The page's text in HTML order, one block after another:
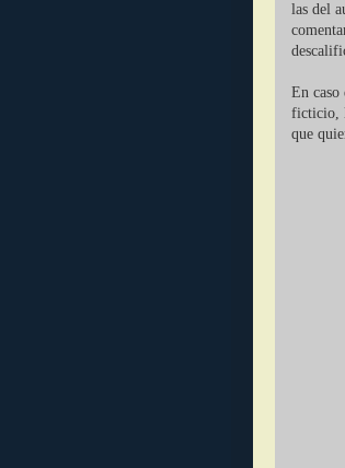
las del
En caso
ficticio,
que